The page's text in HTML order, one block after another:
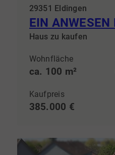
29351 Eldingen
Haus zu kaufen
Wohnfläche
ca. 100 m²
Kaufpreis
385.000 €